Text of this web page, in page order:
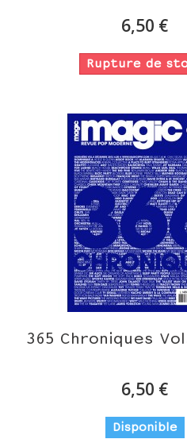
6,50 €
Rupture de
365 Chroniques
6,50 €
Disponible